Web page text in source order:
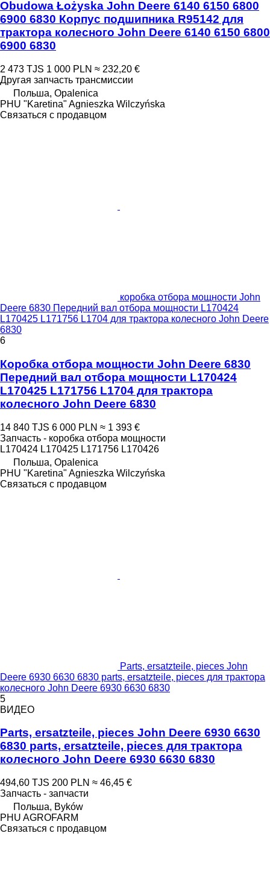
Obudowa Łożyska John Deere 6140 6150 6800
6900 6830 Корпус подшипника R95142 для
трактора колесного John Deere 6140 6150 6800
6900 6830
2 473 TJS 1 000 PLN ≈ 232,20 €
Другая запчасть трансмиссии
Польша, Opalenica
PHU "Karetina" Agnieszka Wilczyńska
Связаться с продавцом
коробка отбора мощности John
Deere 6830 Передний вал отбора мощности L170424
L170425 L171756 L1704 для трактора колесного John Deere
6830
6
Коробка отбора мощности John Deere 6830
Передний вал отбора мощности L170424
L170425 L171756 L1704 для трактора
колесного John Deere 6830
14 840 TJS 6 000 PLN ≈ 1 393 €
Запчасть - коробка отбора мощности
L170424 L170425 L171756 L170426
Польша, Opalenica
PHU "Karetina" Agnieszka Wilczyńska
Связаться с продавцом
Parts, ersatzteile, pieces John
Deere 6930 6630 6830 parts, ersatzteile, pieces для трактора
колесного John Deere 6930 6630 6830
5
ВИДЕО
Parts, ersatzteile, pieces John Deere 6930 6630
6830 parts, ersatzteile, pieces для трактора
колесного John Deere 6930 6630 6830
494,60 TJS 200 PLN ≈ 46,45 €
Запчасть - запчасти
Польша, Byków
PHU AGROFARM
Связаться с продавцом